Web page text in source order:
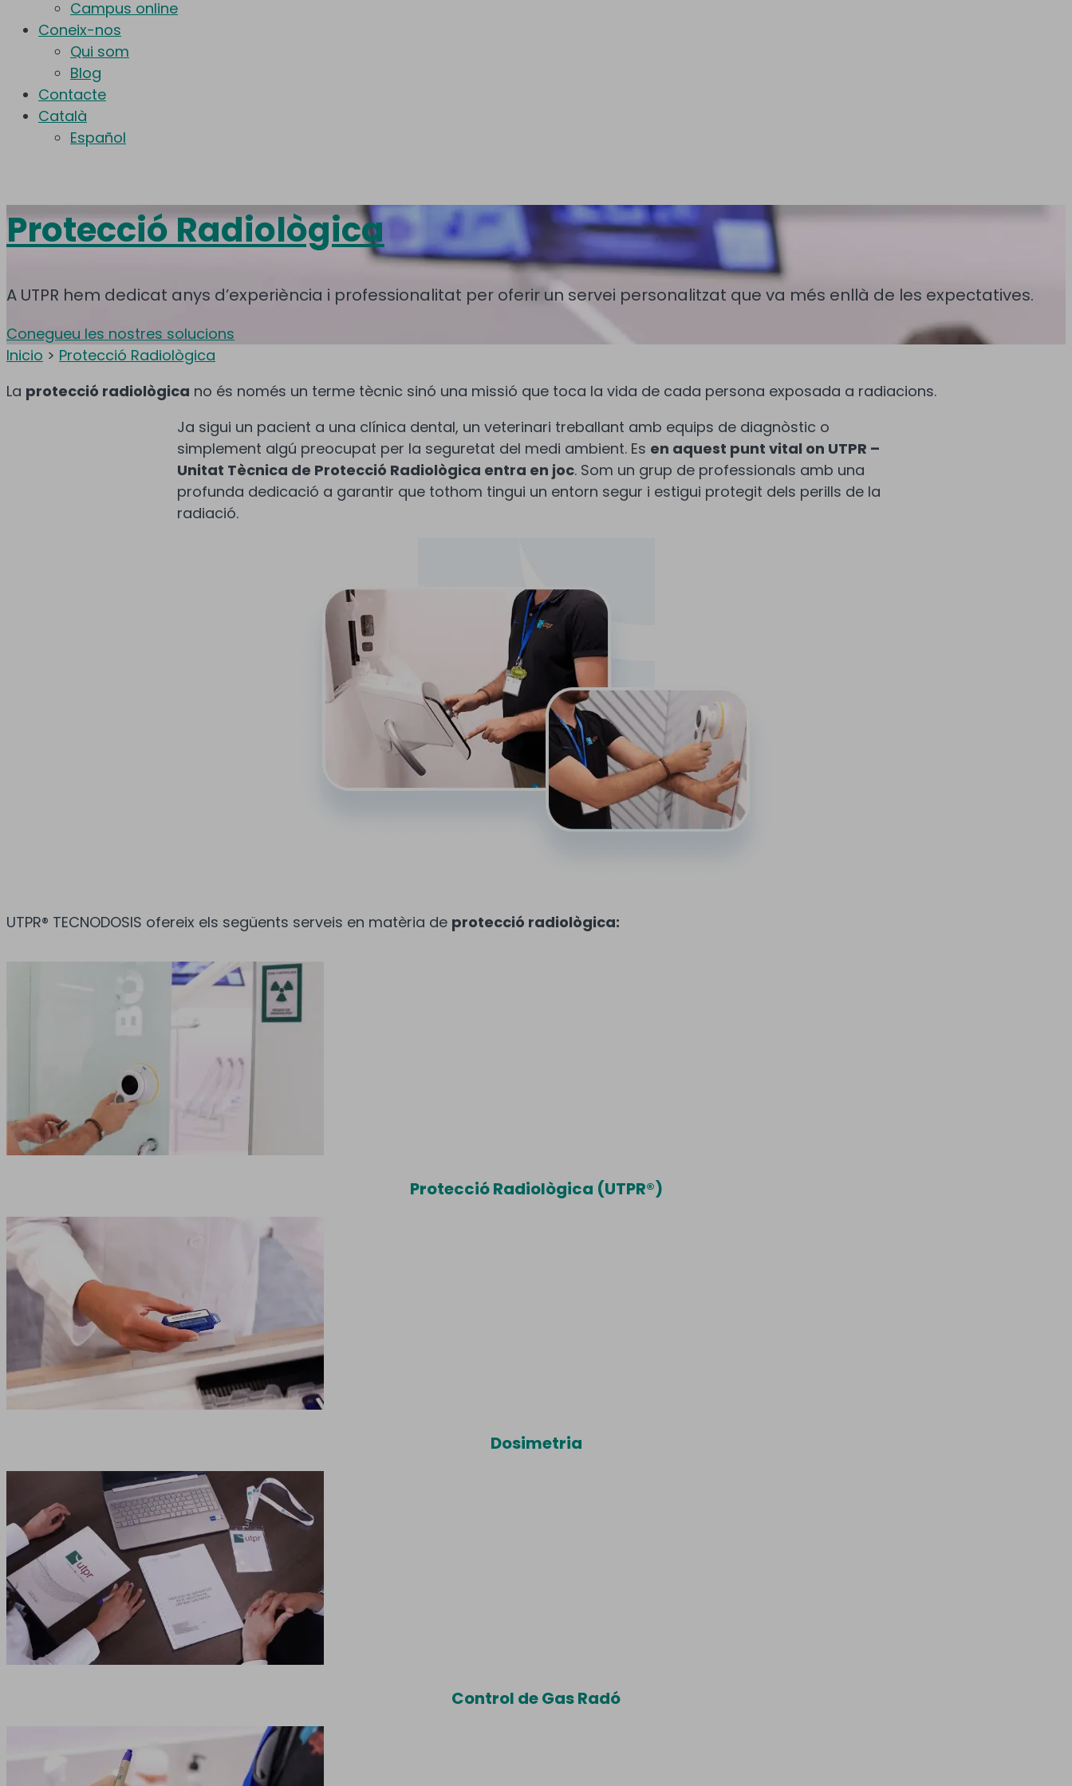
Campus online
Coneix-nos
Qui som
Blog
Contacte
Català
Español
Protecció Radiològica
A UTPR hem dedicat anys d’experiència i professionalitat per oferir un servei personalitzat que va més enllà de les expectatives.
Conegueu les nostres solucions
Inicio > Protecció Radiològica
La protecció radiològica no és només un terme tècnic sinó una missió que toca la vida de cada persona exposada a radiacions.
Ja sigui un pacient a una clínica dental, un veterinari treballant amb equips de diagnòstic o
simplement algú preocupat per la seguretat del medi ambient. Es en aquest punt vital on UTPR –
Unitat Tècnica de Protecció Radiològica entra en joc. Som un grup de professionals amb una
profunda dedicació a garantir que tothom tingui un entorn segur i estigui protegit dels perills de la
radiació.
UTPR® TECNODOSIS ofereix els següents serveis en matèria de protecció radiològica:
Protecció Radiològica (UTPR®)
Dosimetria
Control de Gas Radó